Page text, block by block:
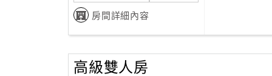
房間詳細內容
高級雙人房